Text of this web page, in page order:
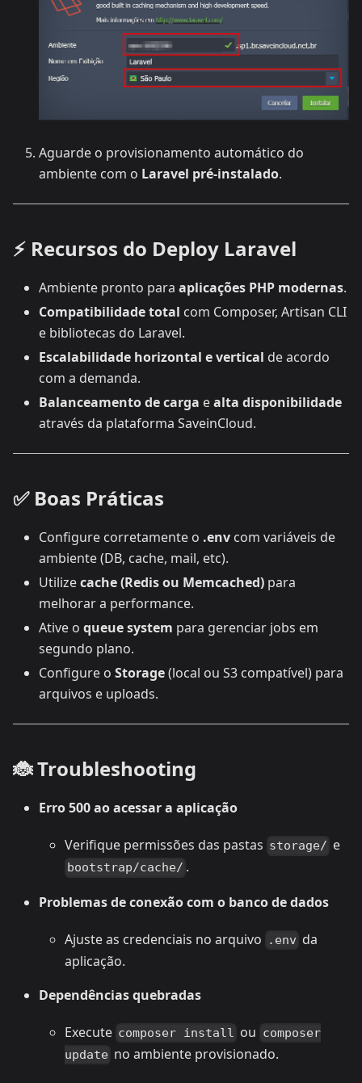
Aguarde o provisionamento automático do
ambiente com o Laravel pré-instalado.
⚡ Recursos do Deploy Laravel
Ambiente pronto para aplicações PHP modernas.
Compatibilidade total com Composer, Artisan CLI
e bibliotecas do Laravel.
Escalabilidade horizontal e vertical de acordo
com a demanda.
Balanceamento de carga ealta disponibilidade
através da plataforma SaveinCloud.
✅ Boas Práticas
Configure corretamente o .env com variáveis de
ambiente (DB, cache, mail, etc).
Utilizecache (Redis ou Memcached) para
melhorar a performance.
Ative o queue system para gerenciar jobs em
segundo plano.
Configure o Storage(local ou S3 compatível) para
arquivos e uploads.
🐞 Troubleshooting
Erro 500 ao acessar a aplicação
Verifique permissões das pastas storage/ e
bootstrap/cache/ .
Problemas de conexão com o banco de dados
Ajuste as credenciais no arquivo .env da
aplicação.
Dependências quebradas
Execute composer install ou composer
update no ambiente provisionado.